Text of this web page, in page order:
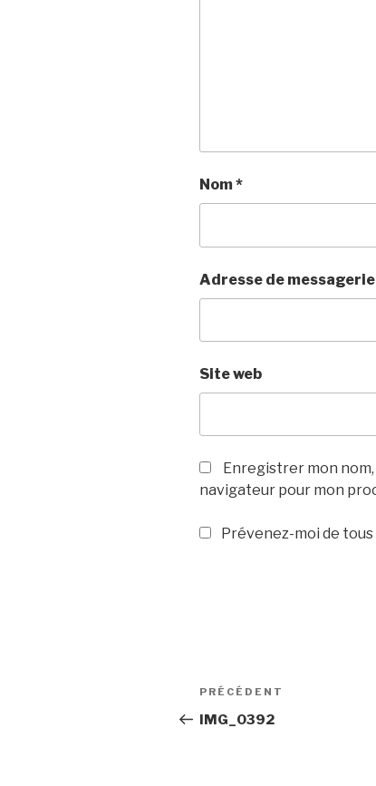
Nom*
Adresse de messagerie
Site web
Enregistrer mon
navigateur pour mon
Prévenez-moi de
Navigation
de
Article
précédent
PRÉCÉDENT
IMG_0392